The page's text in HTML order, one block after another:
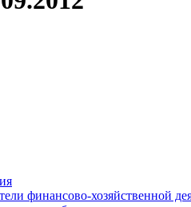
финансово-хозяйственной